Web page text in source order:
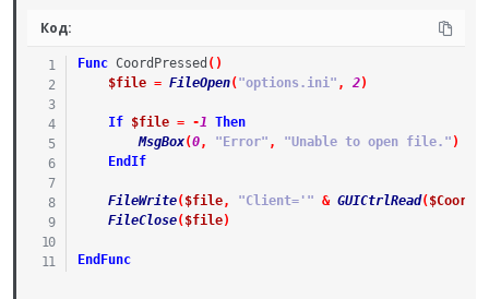
Код:
Func CoordPressed ( )
$file = FileOpen( "options.ini" , 2)
If $file = -1 Then
MsgBox(0, "Error" , "Unable to open file." )
EndIf
FileWrite( $file, "Client='" & GUICtrlRead(
FileClose( $file)
EndFunc